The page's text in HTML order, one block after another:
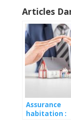
Articles
Assurance
habitation :